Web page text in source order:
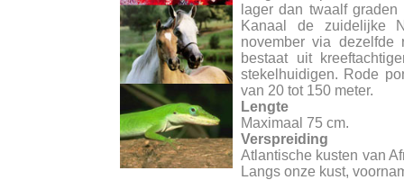
lager dan twaalf
Kanaal de zuidelijke
november via
bestaat uit
stekelhuidigen. Rode
van 20 tot 150 meter.
Lengte
Maximaal 75 cm.
Verspreiding
Atlantische kusten van
Langs onze kust,